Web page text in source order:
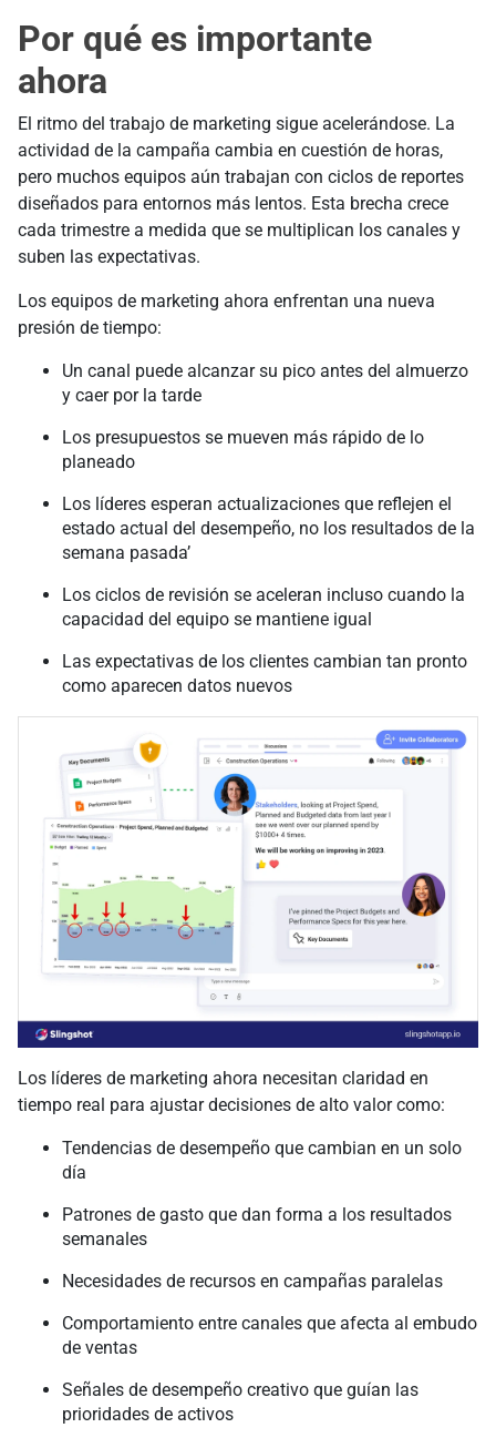
Por qué es importante
ahora
El ritmo del trabajo de marketing sigue acelerándose. La
actividad de la campaña cambia en cuestión de horas,
pero muchos equipos aún trabajan con ciclos de reportes
diseñados para entornos más lentos. Esta brecha crece
cada trimestre a medida que se multiplican los canales y
suben las expectativas.
Los equipos de marketing ahora enfrentan una nueva
presión de tiempo:
Un canal puede alcanzar su pico antes del almuerzo
y caer por la tarde
Los presupuestos se mueven más rápido de lo
planeado
Los líderes esperan actualizaciones que reflejen el
estado actual del desempeño, no los resultados de la
semana pasada’
Los ciclos de revisión se aceleran incluso cuando la
capacidad del equipo se mantiene igual
Las expectativas de los clientes cambian tan pronto
como aparecen datos nuevos
Los líderes de marketing ahora necesitan claridad en
tiempo real para ajustar decisiones de alto valor como:
Tendencias de desempeño que cambian en un solo
día
Patrones de gasto que dan forma a los resultados
semanales
Necesidades de recursos en campañas paralelas
Comportamiento entre canales que afecta al embudo
de ventas
Señales de desempeño creativo que guían las
prioridades de activos